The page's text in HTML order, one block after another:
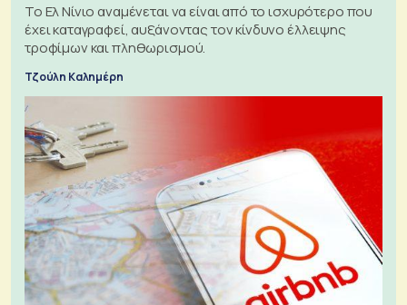
Το Ελ Νίνιο αναμένεται να είναι από το ισχυρότερο που
έχει καταγραφεί, αυξάνοντας τον κίνδυνο έλλειψης
τροφίμων και πληθωρισμού.
Τζούλη Καλημέρη